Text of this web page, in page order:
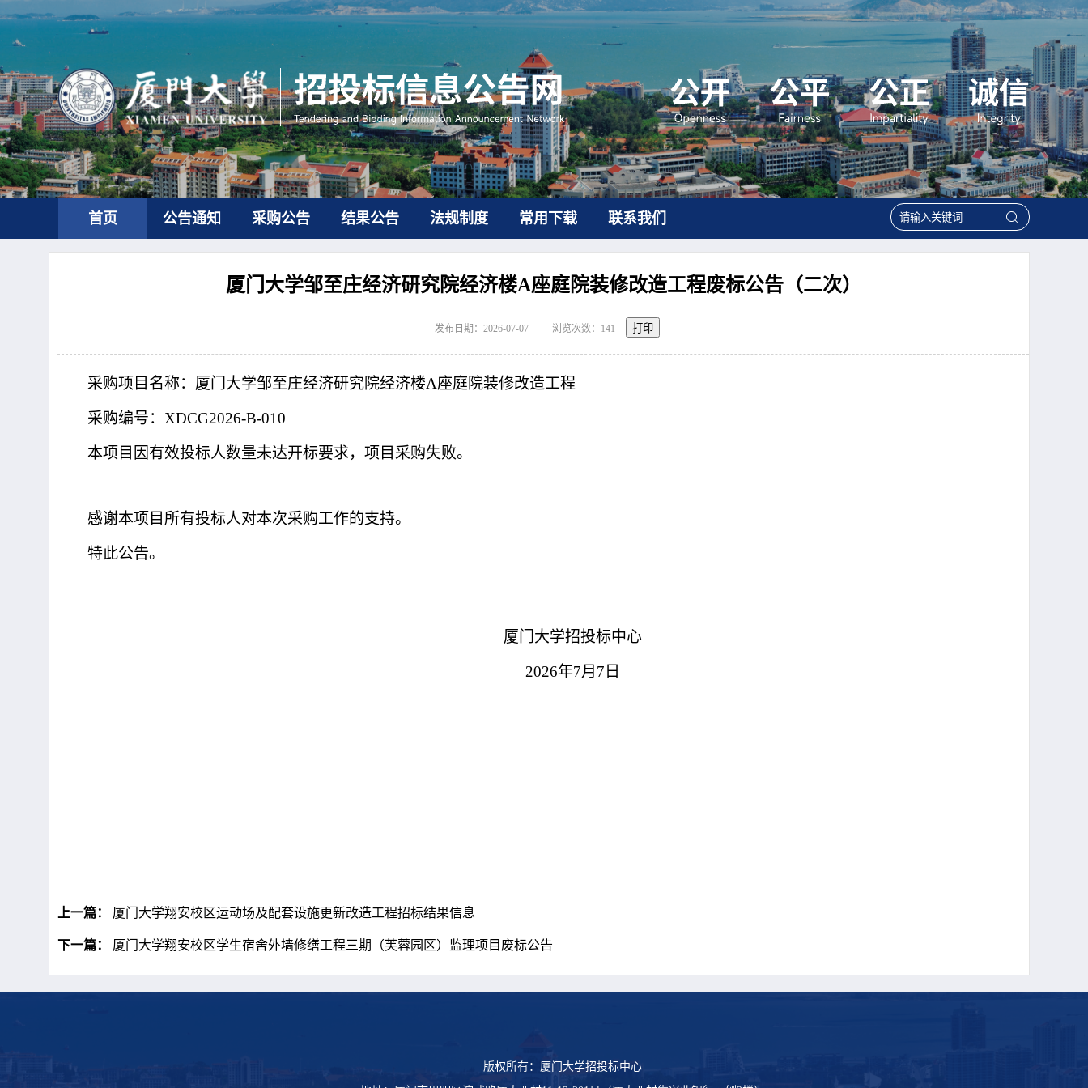
首页 公告通知 采购公告 结果公告 法规制度 常用下载 联系我们
厦门大学邹至庄经济研究院经济楼A座庭院装修改造工程废标公告（二次）
发布日期：2026-07-07 浏览次数： 141 打印
采购项目名称：厦门大学邹至庄经济研究院经济楼A座庭院装修改造工程
采购编号： XDCG2026-B-010
本项目因有效投标人数量未达开标要求，项目采购失败。
感谢本项目所有投标人对本次采购工作的支持。
特此公告。
厦门大学招投标中心
2026年7月7日
上一篇： 厦门大学翔安校区运动场及配套设施更新改造工程招标结果信息
下一篇： 厦门大学翔安校区学生宿舍外墙修缮工程三期（芙蓉园区）监理项目废标公告
版权所有：厦门大学招投标中心